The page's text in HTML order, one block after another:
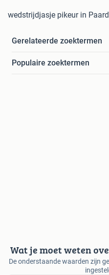
wedstrijdjasje pikeur in
Gerelateerde zoektermen
Populaire zoektermen
Wat je moet weten
De onderstaande waarden zijn